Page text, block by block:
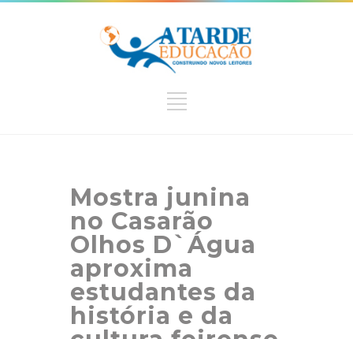
Mostra junina
no Casarão
Olhos D`Água
aproxima
estudantes da
história e da